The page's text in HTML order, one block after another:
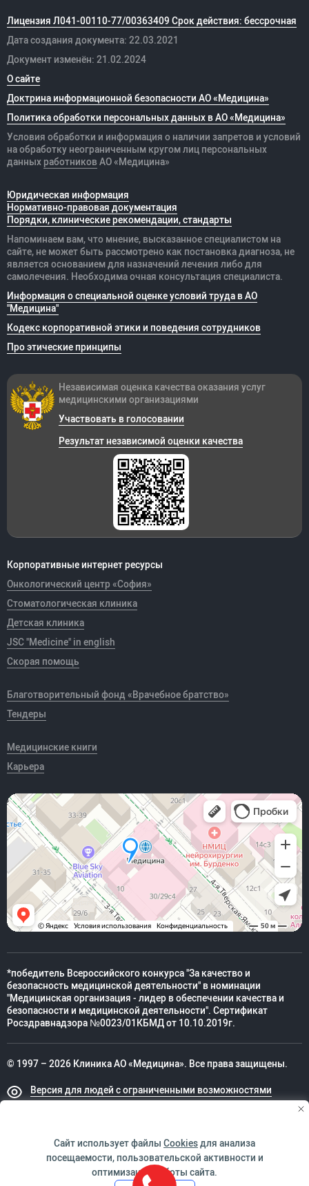
Лицензия Л041-00110-77/00363409 Срок действия: бессрочная
Дата создания документа: 22.03.2021
Документ изменён: 21.02.2024
О сайте
Доктрина информационной безопасности АО «Медицина»
Политика обработки персональных данных в АО «Медицина»
Условия обработки и информация о наличии запретов и условий
на обработку неограниченным кругом лиц персональных
данных работников АО «Медицина»
Юридическая информация
Нормативно-правовая документация
Порядки, клинические рекомендации, стандарты
Напоминаем вам, что мнение, высказанное специалистом на
сайте, не может быть рассмотрено как постановка диагноза, не
является основанием для назначений лечения либо для
самолечения. Необходима очная консультация специалиста.
Информация о специальной оценке условий труда в АО
"Медицина"
Кодекс корпоративной этики и поведения сотрудников
Про этические принципы
Корпоративные интернет ресурсы
Онкологический центр «София»
Стоматологическая клиника
Детская клиника
JSC "Medicine" in english
Скорая помощь
Благотворительный фонд «Врачебное братство»
Тендеры
Медицинские книги
Карьера
Независимая оценка качества оказания услуг
медицинскими организациями
Участвовать в голосовании
Результат независимой оценки качества
*победитель Всероссийского конкурса "За качество и
безопасность медицинской деятельности" в номинации
"Медицинская организация - лидер в обеспечении качества и
безопасности и медицинской деятельности". Сертификат
Росздравнадзора №0023/01КБМД от 10.10.2019г.
© 1997 – 2026 Клиника АО «Медицина». Все права защищены.
Версия для людей с ограниченными возможностями
Сайт использует файлы Cookiesдля анализа
посещаемости, пользовательской активности и
оптимизации работы сайта.